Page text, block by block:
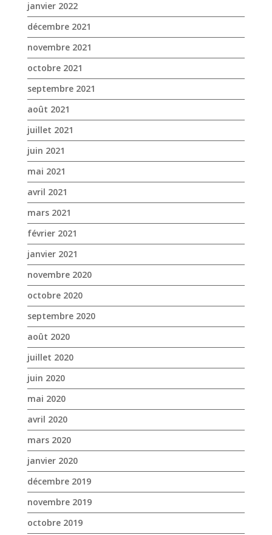
janvier 2022
décembre 2021
novembre 2021
octobre 2021
septembre 2021
août 2021
juillet 2021
juin 2021
mai 2021
avril 2021
mars 2021
février 2021
janvier 2021
novembre 2020
octobre 2020
septembre 2020
août 2020
juillet 2020
juin 2020
mai 2020
avril 2020
mars 2020
janvier 2020
décembre 2019
novembre 2019
octobre 2019